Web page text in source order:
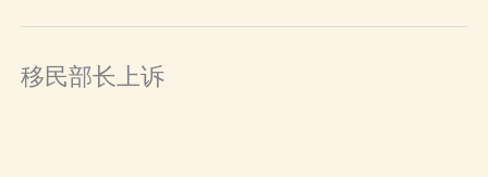
移民部长上诉